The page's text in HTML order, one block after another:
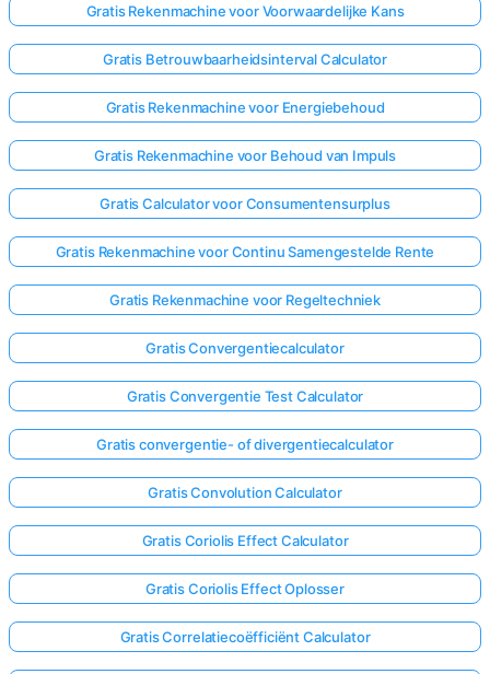
Gratis Rekenmachine voor Voorwaardelijke Kans
Gratis Betrouwbaarheidsinterval Calculator
Gratis Rekenmachine voor Energiebehoud
Gratis Rekenmachine voor Behoud van Impuls
Gratis Calculator voor Consumentensurplus
Gratis Rekenmachine voor Continu Samengestelde Rente
Gratis Rekenmachine voor Regeltechniek
Gratis Convergentiecalculator
Gratis Convergentie Test Calculator
Gratis convergentie- of divergentiecalculator
Gratis Convolution Calculator
Gratis Coriolis Effect Calculator
Gratis Coriolis Effect Oplosser
Gratis Correlatiecoëfficiënt Calculator